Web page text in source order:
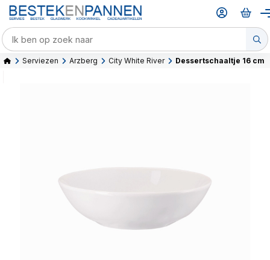
Serviezen Arzberg City White River Dessertschaaltje 16 cm